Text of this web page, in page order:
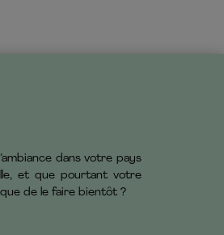
dans votre pays
et que pourtant votre
de le faire bientôt ?